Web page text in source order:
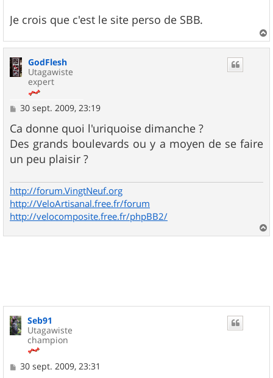
Je crois que c'est le site perso de SBB.
a
GodFlesh
Utagawiste
expert
M
s
s
a
g
e
30 sept. 2009, 23:19
Ca donne quoi l'uriquoise dimanche ?
Des grands boulevards ou y a moyen de se faire
un peu plaisir ?
http://forum.VingtNeuf.org
http://VeloArtisanal.free.fr/forum
http://velocomposite.free.fr/phpBB2/
a
Seb91
Utagawiste
champion
M
30 sept. 2009, 23:31